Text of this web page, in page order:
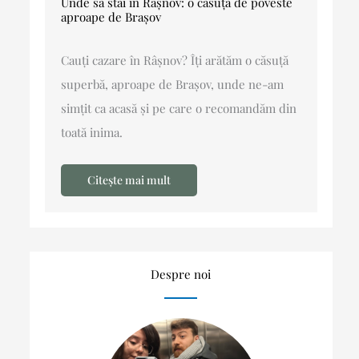
aproape de Brașov
Cauți cazare în Râșnov? Îți arătăm o căsuță
superbă, aproape de Brașov, unde ne-am
simțit ca acasă și pe care o recomandăm din
toată inima.
Citește mai mult
Despre noi